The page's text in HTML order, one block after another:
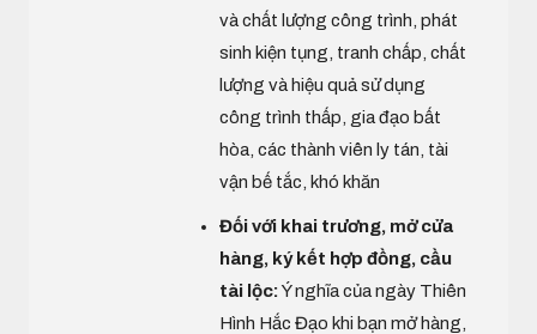
và chất lượng công trình, phát
sinh kiện tụng, tranh chấp, chất
lượng và hiệu quả sử dụng
công trình thấp, gia đạo bất
hòa, các thành viên ly tán, tài
vận bế tắc, khó khăn
Đối với khai trương, mở cửa
hàng, ký kết hợp đồng, cầu
tài lộc:Ý nghĩa của ngày Thiên
Hình Hắc Đạo khi bạn mở hàng,